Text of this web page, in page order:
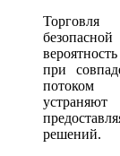
Торговля
при
потоком
решений.